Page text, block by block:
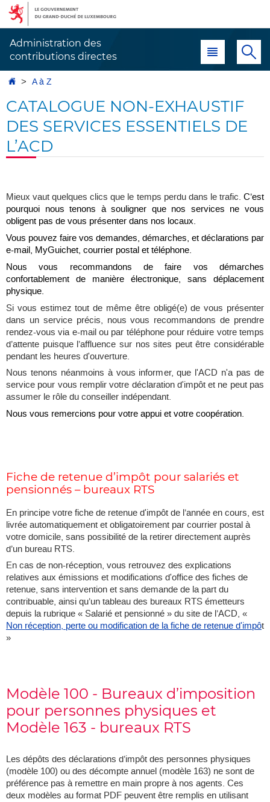
Aller
navigation
Aller
au
Administration des
contributions directes
Menu principal
AccueilA à Z
CATALOGUE NON-EXHAUSTIF
DES SERVICES ESSENTIELS DE
L’ACD
Mieux vaut quelques clics que le temps perdu dans le trafic. C’est
pourquoi nous tenons à souligner que nos services ne vous
obligent pas de vous présenter dans nos locaux.
Vous pouvez faire vos demandes, démarches, et déclarations par
e-mail, MyGuichet, courrier postal et téléphone.
Nous vous recommandons de faire vos démarches
confortablement de manière électronique, sans déplacement
physique.
Si vous estimez tout de même être obligé(e) de vous présenter
dans un service précis, nous vous recommandons de prendre
rendez-vous via e-mail ou par téléphone pour réduire votre temps
d’attente puisque l’affluence sur nos sites peut être considérable
pendant les heures d'ouverture.
Nous tenons néanmoins à vous informer, que l'ACD n'a pas de
service pour vous remplir votre déclaration d'impôt et ne peut pas
assumer le rôle du conseiller indépendant.
Nous vous remercions pour votre appui et votre coopération.
Fiche de retenue d’impôt pour salariés et
pensionnés – bureaux RTS
En principe votre fiche de retenue d'impôt de l’année en cours, est
livrée automatiquement et obligatoirement par courrier postal à
votre domicile, sans possibilité de la retirer directement auprès
d’un bureau RTS.
En cas de non-réception, vous retrouvez des explications
relatives aux émissions et modifications d'office des fiches de
retenue, sans intervention et sans demande de la part du
contribuable, ainsi qu’un tableau des bureaux RTS émetteurs
depuis la rubrique « Salarié et pensionné » du site de l’ACD, «
Non réception, perte ou modification de la fiche de retenue d'impôt
»
Modèle 100 - Bureaux d’imposition
pour personnes physiques et
Modèle 163 - bureaux RTS
Les dépôts des déclarations d’impôt des personnes physiques
(modèle 100) ou des décompte annuel (modèle 163) ne sont de
préférence pas à remettre en main propre à nos agents. Ces
deux modèles au format PDF peuvent être remplis en utilisant